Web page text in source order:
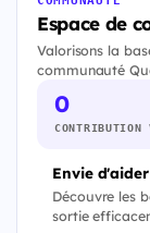
Espace de
Valorisons la
communauté
0
CONTRIBUTION
Envie
Découvre les
sortie